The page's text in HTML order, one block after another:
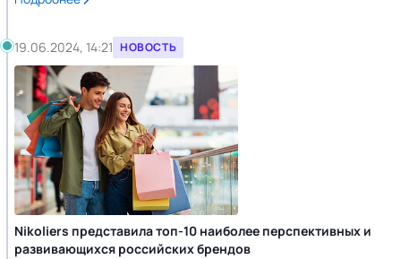
19.06.2024, 14:21 НОВОСТЬ
Nikoliers представила топ-10 наиболее перспективных и
развивающихся российских брендов